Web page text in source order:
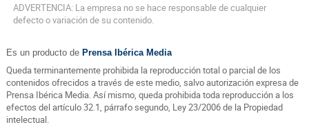
ADVERTENCIA: La empresa no se hace responsable de cualquier
defecto o variación de su contenido.
Es un producto de Prensa Ibérica Media
Queda terminantemente prohibida la reproducción total o parcial de los
contenidos ofrecidos a través de este medio, salvo autorización expresa de
Prensa Ibérica Media. Así mismo, queda prohibida toda reproducción a los
efectos del artículo 32.1, párrafo segundo, Ley 23/2006 de la Propiedad
intelectual.